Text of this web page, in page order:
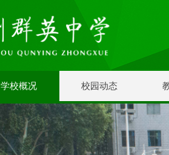
学校概况 校园动态